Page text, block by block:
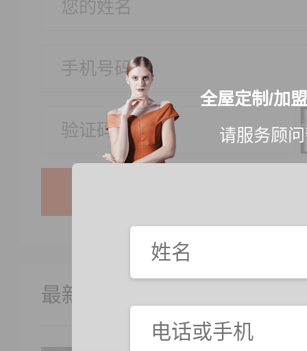
最新案例
全屋定制/加
请服务顾